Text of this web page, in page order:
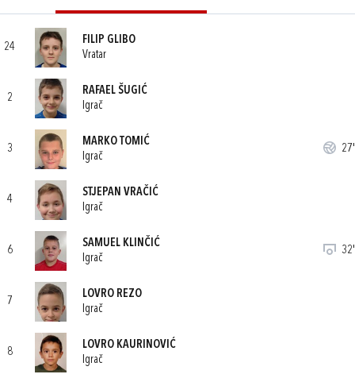
24
FILIP GLIBO
Vratar
2
RAFAEL ŠUGIĆ
Igrač
3
MARKO TOMIĆ
Igrač
27'
4
STJEPAN VRAČIĆ
Igrač
6
SAMUEL KLINČIĆ
Igrač
32'
7
LOVRO REZO
Igrač
8
LOVRO KAURINOVIĆ
Igrač